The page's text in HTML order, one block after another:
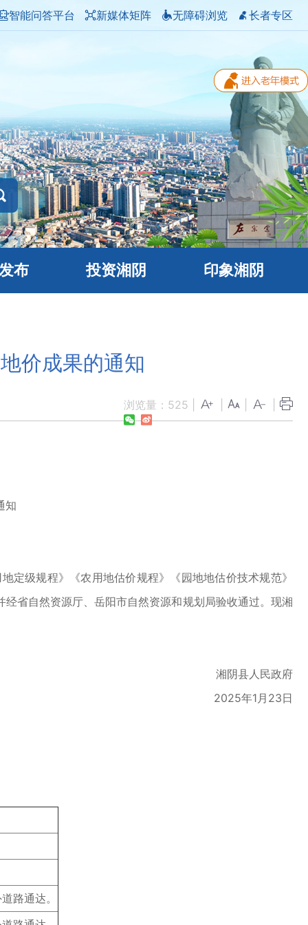
智能问答平台 新媒体矩阵 无障碍浏览 长者专区
布 投资湘阴 印象湘阴
价成果的通知
浏览量： 525
知
级规程》《农用地估价规程》《园地地估价技术规范》
省自然资源厅、岳阳市自然资源和规划局验收通过。现湘
湘阴县人民政府
2025年1月23日
路通达。